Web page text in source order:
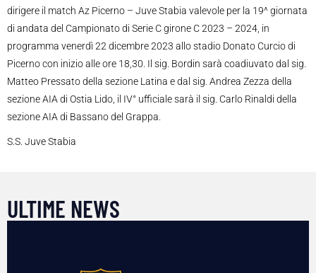
dirigere il match Az Picerno – Juve Stabia valevole per la 19^ giornata
di andata del Campionato di Serie C girone C 2023 – 2024, in
programma venerdì 22 dicembre 2023 allo stadio Donato Curcio di
Picerno con inizio alle ore 18,30. Il sig. Bordin sarà coadiuvato dal sig.
Matteo Pressato della sezione Latina e dal sig. Andrea Zezza della
sezione AIA di Ostia Lido, il IV° ufficiale sarà il sig. Carlo Rinaldi della
sezione AIA di Bassano del Grappa.
S.S. Juve Stabia
ULTIME NEWS